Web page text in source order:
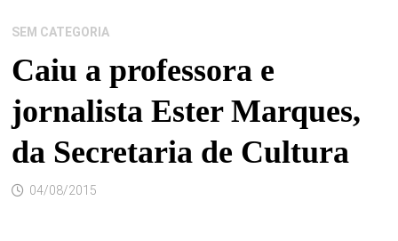
SEM CATEGORIA
Caiu a professora e
jornalista Ester Marques,
da Secretaria de Cultura
04/08/2015